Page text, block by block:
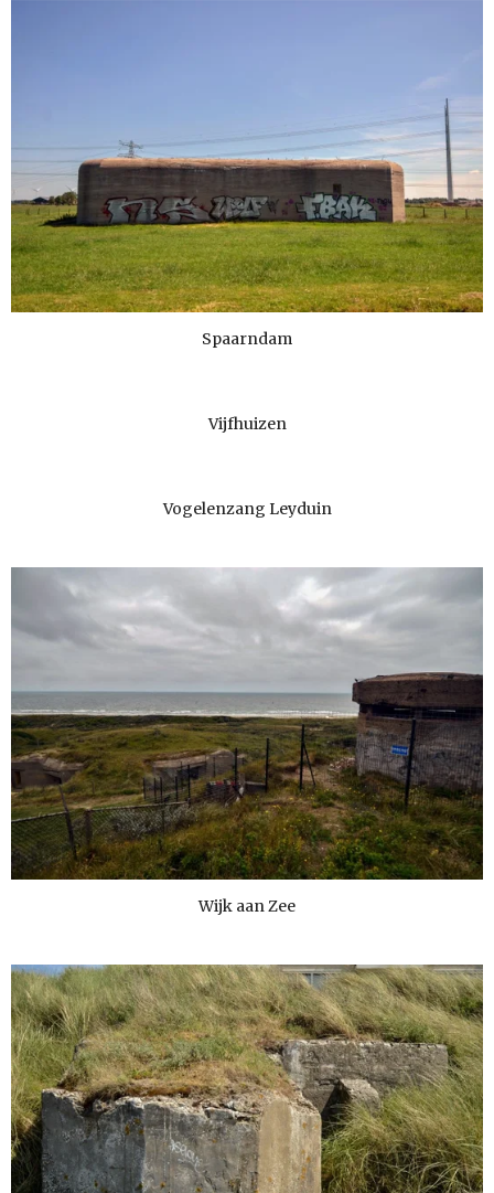
Spaarndam
Vijfhuizen
Vogelenzang Leyduin
Wijk aan Zee